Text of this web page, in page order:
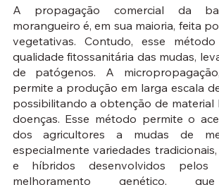
A propagação comercial da
morangueiro é, em sua maioria, feita
vegetativas. Contudo, esse
qualidade fitossanitária das mudas,
de patógenos. A
permite a produção em larga escala
possibilitando a obtenção de material
doenças. Esse método permite o
dos agricultores a mudas de
especialmente variedades
e híbridos desenvolvidos pelos
melhoramento genético,